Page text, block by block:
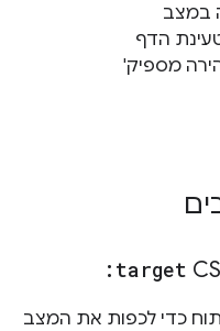
במצב
הדף
מספיק'
:target
כדי לכפות את המצב